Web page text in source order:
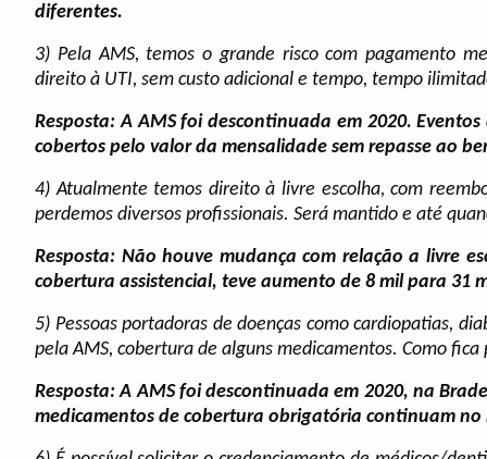
diferentes.
3) Pela AMS, temos o grande risco com pagamento
direito à UTI, sem custo adicional e tempo, tempo
Resposta: A AMS foi descontinuada em 2020.
cobertos pelo valor da mensalidade sem repasse ao
4) Atualmente temos direito à livre escolha, com
perdemos diversos profissionais. Será mantido e até
Resposta: Não houve mudança com relação a livre
cobertura assistencial, teve aumento de 8 mil para 31
5) Pessoas portadoras de doenças como cardiopatias,
pela AMS, cobertura de alguns medicamentos. Como fica
Resposta: A AMS foi descontinuada em 2020, na
medicamentos de cobertura obrigatória continuam